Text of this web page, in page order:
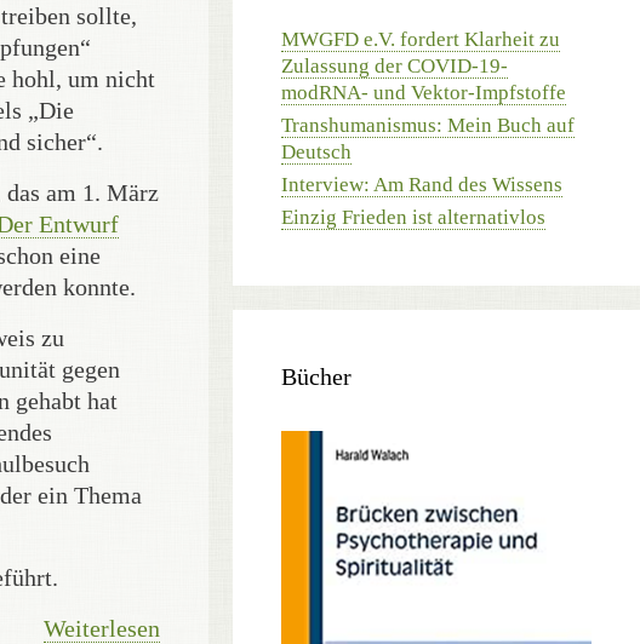
sollte,
hohl, um nicht
„Die
sicher“.
das am 1. März
Entwurf
eine
konnte.
zu
gegen
gehabt hat
ein Thema
Weiterlesen
MWGFD e.V. fordert Klarheit zu
Zulassung der COVID-19-
modRNA- und Vektor-Impfstoffe
Transhumanismus: Mein Buch auf
Deutsch
Interview: Am Rand des Wissens
Einzig Frieden ist alternativlos
Bücher